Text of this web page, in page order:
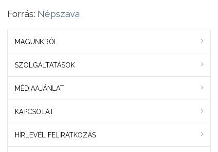
Forrás: Népszava
MAGUNKRÓL
SZOLGÁLTATÁSOK
MÉDIAAJÁNLAT
KAPCSOLAT
HÍRLEVÉL FELIRATKOZÁS